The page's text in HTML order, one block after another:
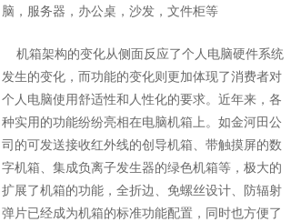
脑，服务器，办公桌，沙发，文件柜等
机箱架构的变化从侧面反应了个人电脑硬件系统
发生的变化，而功能的变化则更加体现了消费者对
个人电脑使用舒适性和人性化的要求。近年来，各
种实用的功能纷纷亮相在电脑机箱上。如金河田公
司的可发送接收红外线的创导机箱、带触摸屏的数
字机箱、集成负离子发生器的绿色机箱等，极大的
扩展了机箱的功能，全折边、免螺丝设计、防辐射
弹片已经成为机箱的标准功能配置，同时也方便了